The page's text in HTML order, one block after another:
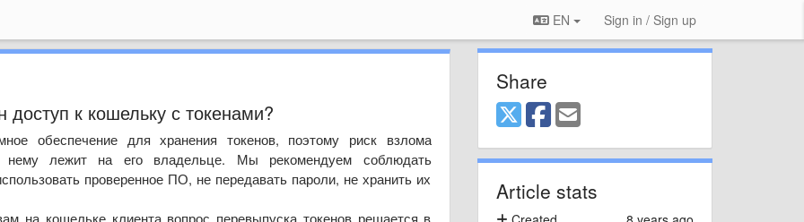
EN Sign in / Sign up
к кошельку с токенами?
обеспечение для хранения токенов, поэтому риск взлома
лежит на его владельце. Мы рекомендуем соблюдать
проверенное ПО, не передавать пароли, не хранить их
на кошельке клиента вопрос перевыпуска токенов решается в
Share
Article stats